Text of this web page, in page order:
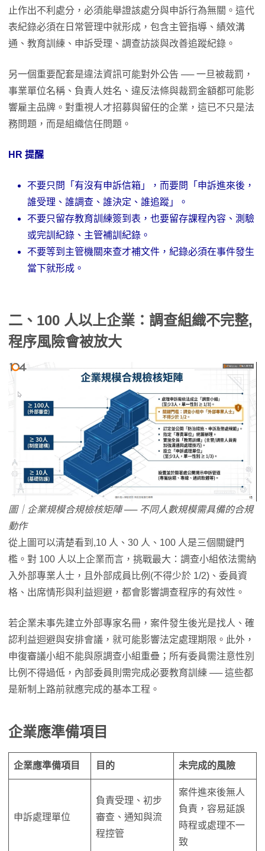
止作出不利處分，必須能舉證該處分與申訴行為無關。這代
表紀錄必須在日常管理中就形成，包含主管指導、績效溝
通、教育訓練、申訴受理、調查訪談與改善追蹤紀錄。
另一個重要配套是違法資訊可能對外公告 ── 一旦被裁罰，
事業單位名稱、負責人姓名、違反法條與裁罰金額都可能影
響雇主品牌。對重視人才招募與留任的企業，這已不只是法
務問題，而是組織信任問題。
HR 提醒
不要只問「有沒有申訴信箱」，而要問「申訴進來後，
誰受理、誰調查、誰決定、誰追蹤」。
不要只留存教育訓練簽到表，也要留存課程內容、測驗
或完訓紀錄、主管補訓紀錄。
不要等到主管機關來查才補文件，紀錄必須在事件發生
當下就形成。
二、100 人以上企業：調查組織不完整,
程序風險會被放大
圖｜企業規模合規檢核矩陣 ── 不同人數規模需具備的合規
動作
從上圖可以清楚看到,10 人、30 人、100 人是三個關鍵門
檻。對 100 人以上企業而言，挑戰最大：調查小組依法需納
入外部專業人士，且外部成員比例(不得少於 1/2)、委員資
格、出席情形與利益迴避，都會影響調查程序的有效性。
若企業未事先建立外部專家名冊，案件發生後光是找人、確
認利益迴避與安排會議，就可能影響法定處理期限。此外，
申復審議小組不能與原調查小組重疊；所有委員需注意性別
比例不得過低，內部委員則需完成必要教育訓練 ── 這些都
是新制上路前就應完成的基本工程。
企業應準備項目
企業應準備項目 目的 未完成的風險
申訴處理單位
負責受理、初步
審查、通知與流
程控管
案件進來後無人
負責，容易延誤
時程或處理不一
致